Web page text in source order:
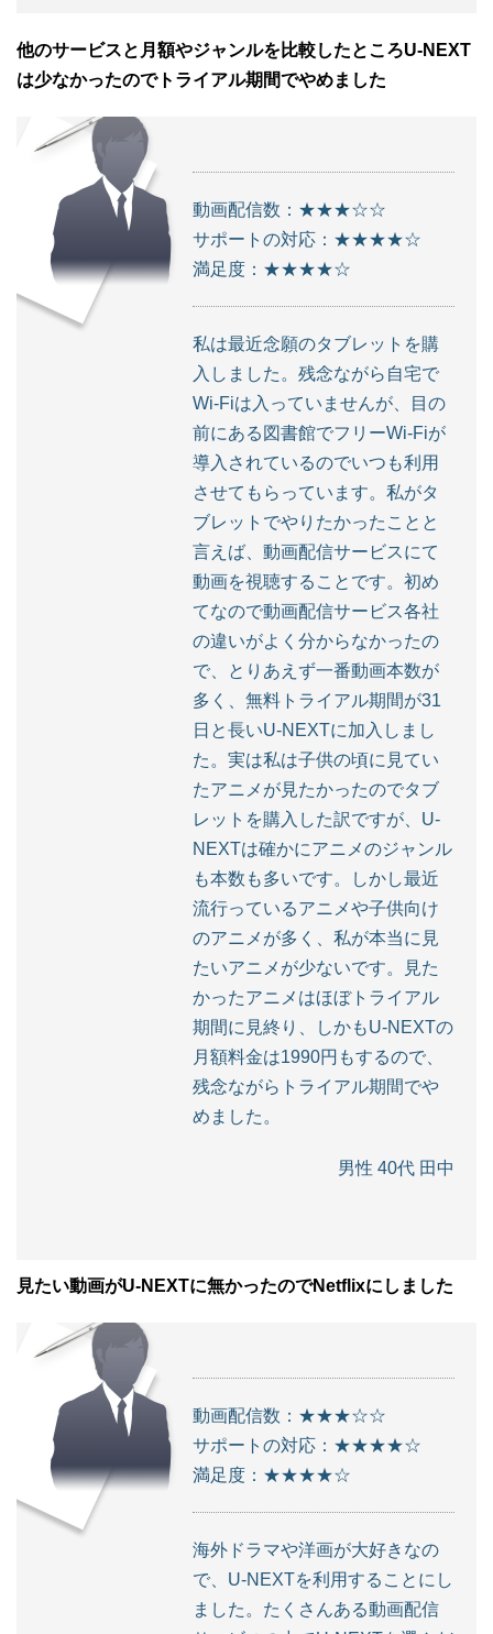
他のサービスと月額やジャンルを比較したところU-NEXT
は少なかったのでトライアル期間でやめました
動画配信数：★★★☆☆
サポートの対応：★★★★☆
満足度：★★★★☆
私は最近念願のタブレットを購
入しました。残念ながら自宅で
Wi-Fiは入っていませんが、目の
前にある図書館でフリーWi-Fiが
導入されているのでいつも利用
させてもらっています。私がタ
ブレットでやりたかったことと
言えば、動画配信サービスにて
動画を視聴することです。初め
てなので動画配信サービス各社
の違いがよく分からなかったの
で、とりあえず一番動画本数が
多く、無料トライアル期間が31
日と長いU-NEXTに加入しまし
た。実は私は子供の頃に見てい
たアニメが見たかったのでタブ
レットを購入した訳ですが、U-
NEXTは確かにアニメのジャンル
も本数も多いです。しかし最近
流行っているアニメや子供向け
のアニメが多く、私が本当に見
たいアニメが少ないです。見た
かったアニメはほぼトライアル
期間に見終り、しかもU-NEXTの
月額料金は1990円もするので、
残念ながらトライアル期間でや
めました。
男性 40代 田中
見たい動画がU-NEXTに無かったのでNetflixにしました
動画配信数：★★★☆☆
サポートの対応：★★★★☆
満足度：★★★★☆
海外ドラマや洋画が大好きなの
で、U-NEXTを利用することにし
ました。たくさんある動画配信